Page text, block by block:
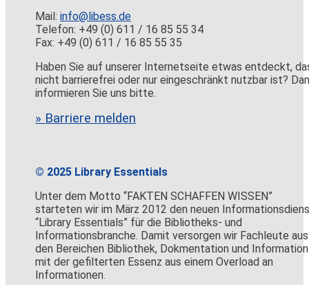
Mail:info@libess.de
Telefon: +49 (0) 611 / 16 85 55 34
Fax: +49 (0) 611 / 16 85 55 35
Haben Sie auf unserer Internetseite etwas entdeckt,
nicht barrierefrei oder nur eingeschränkt nutzbar ist?
informieren Sie uns bitte.
» Barriere melden
© 2025 Library Essentials
Unter dem Motto “FAKTEN SCHAFFEN WISSEN”
starteten wir im März 2012 den neuen
“Library Essentials” für die Bibliotheks- und
Informationsbranche. Damit versorgen wir Fachleute aus
den Bereichen Bibliothek, Dokmentation und Information
mit der gefilterten Essenz aus einem Overload an
Informationen.